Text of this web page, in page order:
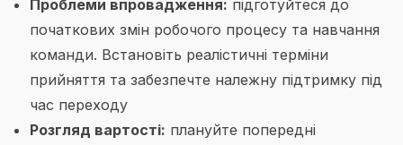
Проблеми впровадження: підготуйтеся до
початкових змін робочого процесу та навчання
команди. Встановіть реалістичні терміни
прийняття та забезпечте належну підтримку під
час переходу
Розгляд вартості: плануйте попередні